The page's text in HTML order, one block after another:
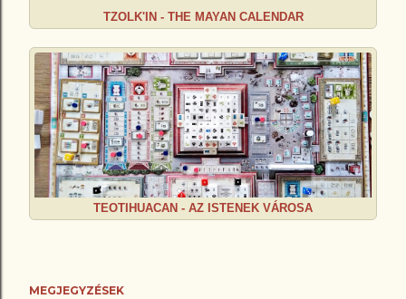
TZOLK'IN - THE MAYAN CALENDAR
TEOTIHUACAN - AZ ISTENEK VÁROSA
MEGJEGYZÉSEK